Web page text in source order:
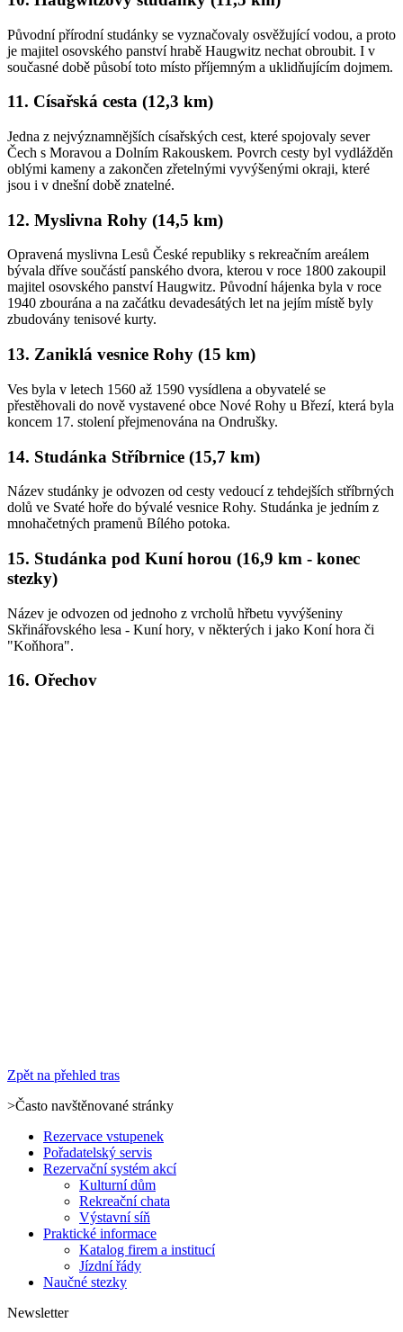
Původní přírodní studánky se vyznačovaly osvěžující vodou, a proto
je majitel osovského panství hrabě Haugwitz nechat obroubit. I v
současné době působí toto místo příjemným a uklidňujícím dojmem.
11. Císařská cesta (12,3 km)
Jedna z nejvýznamnějších císařských cest, které spojovaly sever
Čech s Moravou a Dolním Rakouskem. Povrch cesty byl vydlážděn
oblými kameny a zakončen zřetelnými vyvýšenými okraji, které
jsou i v dnešní době znatelné.
12. Myslivna Rohy (14,5 km)
Opravená myslivna Lesů České republiky s rekreačním areálem
bývala dříve součástí panského dvora, kterou v roce 1800 zakoupil
majitel osovského panství Haugwitz. Původní hájenka byla v roce
1940 zbourána a na začátku devadesátých let na jejím místě byly
zbudovány tenisové kurty.
13. Zaniklá vesnice Rohy (15 km)
Ves byla v letech 1560 až 1590 vysídlena a obyvatelé se
přestěhovali do nově vystavené obce Nové Rohy u Březí, která byla
koncem 17. stolení přejmenována na Ondrušky.
14. Studánka Stříbrnice (15,7 km)
Název studánky je odvozen od cesty vedoucí z tehdejších stříbrných
dolů ve Svaté hoře do bývalé vesnice Rohy. Studánka je jedním z
mnohačetných pramenů Bílého potoka.
15. Studánka pod Kuní horou (16,9 km - konec
stezky)
Název je odvozen od jednoho z vrcholů hřbetu vyvýšeniny
Skřinářovského lesa - Kuní hory, v některých i jako Koní hora či
"Koňhora".
16. Ořechov
Zpět na přehled tras
>Často navštěnované stránky
Rezervace vstupenek
Pořadatelský servis
Rezervační systém akcí
Kulturní dům
Rekreační chata
Výstavní síň
Praktické informace
Katalog firem a institucí
Jízdní řády
Naučné stezky
Newsletter